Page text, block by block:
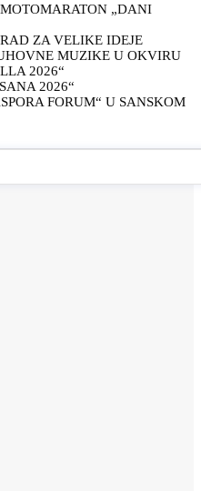
„DANI
ZA VELIKE IDEJE
MUZIKE U OKVIRU
2026“
2026“
FORUM“ U SANSKOM